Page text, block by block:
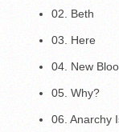
02. Beth
03. Here
04. New
05. Why?
06. Anarchy